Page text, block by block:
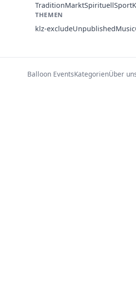
TraditionMarktSpirituellSport
THEMEN
klz-excludeUnpublishedMusic
Balloon EventsKategorienÜber